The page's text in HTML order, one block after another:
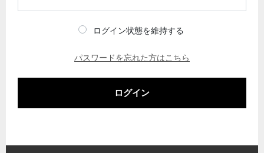
ログイン状態を維持する
パスワードを忘れた方はこちら
ログイン